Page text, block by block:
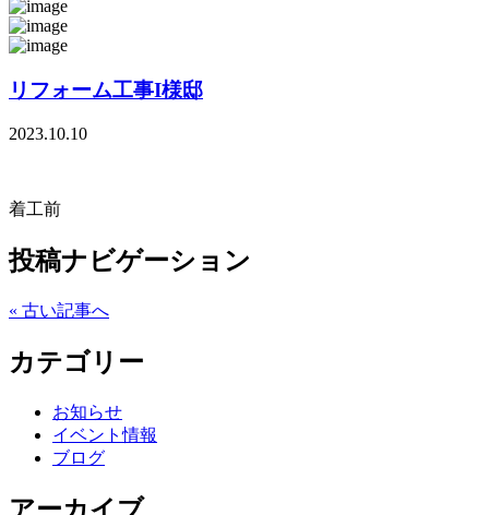
リフォーム工事I様邸
2023.10.10
着工前
投稿ナビゲーション
« 古い記事へ
カテゴリー
お知らせ
イベント情報
ブログ